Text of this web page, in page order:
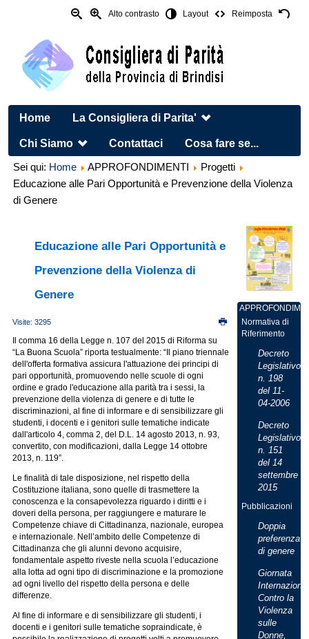
Alto contrasto Layout Reimposta
Home La Consigliera di Parita'
Chi Siamo Contattaci Cosa fare se...
Sei qui: Home APPROFONDIMENTI
Progetti
Educazione alle Pari Opportunità e Prevenzione della Violenza
di Genere
Educazione alle Pari Opportunità e
Prevenzione della Violenza di
Genere
Visite: 3295
Il comma 16 della Legge n. 107 del 2015 di Riforma su
“La Buona Scuola” riporta testualmente: “Il piano triennale
dell'offerta formativa assicura l'attuazione dei principi di
pari opportunità, promuovendo nelle scuole di ogni
ordine e grado l'educazione alla parità tra i sessi, la
prevenzione della violenza di genere e di tutte le
discriminazioni, al fine di informare e di sensibilizzare gli
studenti, i docenti e i genitori sulle tematiche indicate
dall'articolo 4, comma 2, del D.L. 14 agosto 2013, n. 93,
convertito, con modificazioni, dalla Legge 14 ottobre
2013, n. 119”.
Le finalità di tale disposizione, nel rispetto della
Costituzione italiana, sono quelle di trasmettere la
conoscenza e la consapevolezza riguardo i diritti e i
doveri della persona, per raggiungere e maturare le
Competenze chiave di Cittadinanza, nazionale, europea
e internazionale. Nell’ambito delle Competenze di
Cittadinanza che gli alunni devono acquisire,
fondamentale aspetto riveste nella scuola l’educazione
alla lotta ad ogni tipo di discriminazione e la promozione
ad ogni livello del rispetto della persona e delle
differenze.
Al fine di informare e di sensibilizzare gli studenti, i
docenti e i genitori sulle tematiche sopraindicate, è
Normativa di
Riferimento
Decreto
Legislativo
n. 198
del 11-
04-2006
Decreto
Legislativo
n. 151
del 14
settembre
2015
Pubblicazioni
Doppia
preferenza
di genere
Giornata
Contro la
Violenza
sulle
Donne,